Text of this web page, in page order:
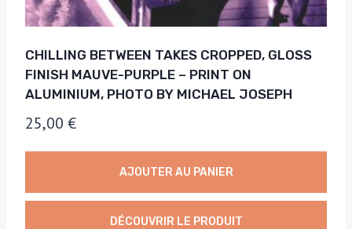
CHILLING BETWEEN TAKES CROPPED, GLOSS
FINISH MAUVE-PURPLE – PRINT ON
ALUMINIUM, PHOTO BY MICHAEL JOSEPH
25,00 €
AJOUTER AU PANIER
DÉCOUVRIR LE PRODUIT